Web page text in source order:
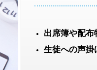
出席簿や配
生徒への声掛